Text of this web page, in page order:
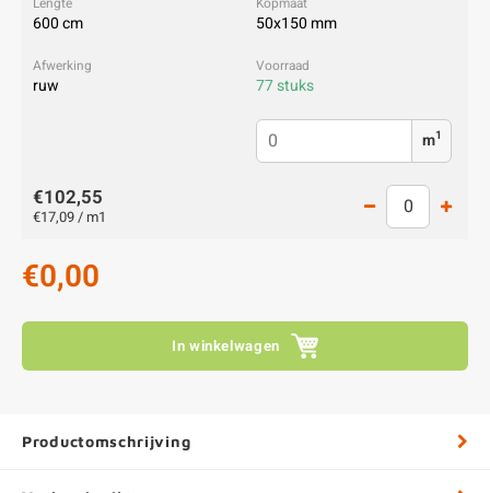
600 cm 50x150 mm
ruw 77 stuks
m1
€102,55
€17,09 / m1
€0,00
In winkelwagen
Productomschrijving